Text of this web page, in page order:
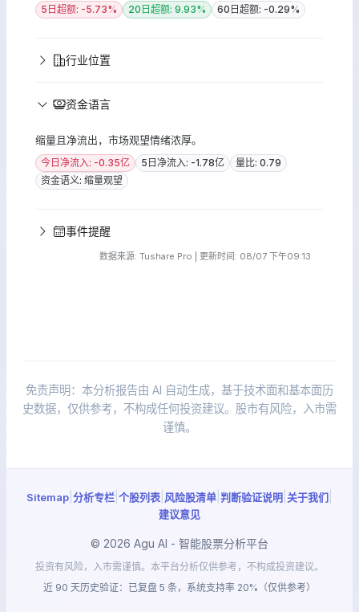
5日超额: -5.73% 20日超额: 9.93% 60日超额: -0.29%
行业位置
资金语言
缩量且净流出，市场观望情绪浓厚。
今日净流入: -0.35亿 5日净流入: -1.78亿
量比: 0.79
资金语义: 缩量观望
事件提醒
数据来源: Tushare Pro | 更新时间: 08/07 下午09:13
免责声明：本分析报告由 AI 自动生成，基于技术面和基本面历
史数据，仅供参考，不构成任何投资建议。股市有风险，入市需
谨慎。
Sitemap 分析专栏 个股列表 风险股清单 判断验证说明 关于我们
建议意见
© 2026 Agu AI - 智能股票分析平台
投资有风险，入市需谨慎。本平台分析仅供参考，不构成投资建议。
近 90 天历史验证：已复盘 5 条，系统支持率 20%（仅供参考）